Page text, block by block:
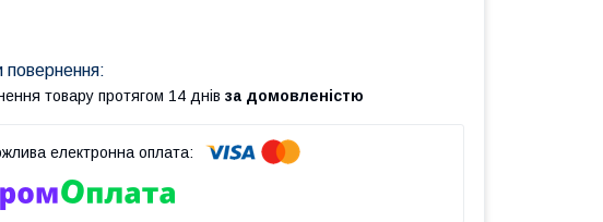
товару протягом 14 днів за домовленістю